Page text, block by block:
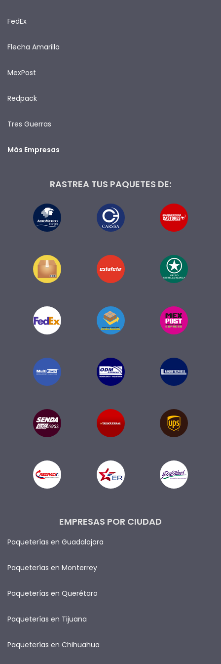
FedEx
Flecha Amarilla
MexPost
Redpack
Tres Guerras
Más Empresas
RASTREA TUS PAQUETES DE:
EMPRESAS POR CIUDAD
Paqueterías en Guadalajara
Paqueterías en Monterrey
Paqueterías en Querétaro
Paqueterías en Tijuana
Paqueterías en Chihuahua